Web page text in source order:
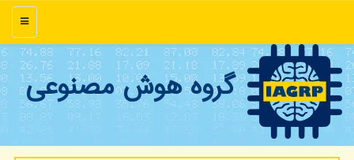
منو
گروه هوش مصنوعی